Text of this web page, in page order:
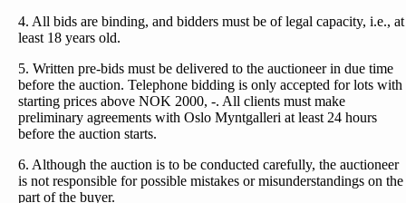
4. All bids are binding, and bidders must be of legal capacity, i.e., at
least 18 years old.
5. Written pre-bids must be delivered to the auctioneer in due time
before the auction. Telephone bidding is only accepted for lots with
starting prices above NOK 2000, -. All clients must make
preliminary agreements with Oslo Myntgalleri at least 24 hours
before the auction starts.
6. Although the auction is to be conducted carefully, the auctioneer
is not responsible for possible mistakes or misunderstandings on the
part of the buyer.